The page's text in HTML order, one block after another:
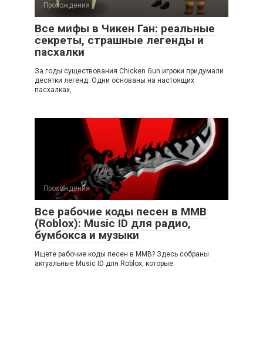
Прохождения
Все мифы в Чикен Ган: реальные
секреты, страшные легенды и
пасхалки
За годы существования Chicken Gun игроки придумали
десятки легенд. Одни основаны на настоящих
пасхалках,
Прохождения
Все рабочие коды песен в ММВ
(Roblox): Music ID для радио,
бумбокса и музыки
Ищете рабочие коды песен в ММВ? Здесь собраны
актуальные Music ID для Roblox, которые